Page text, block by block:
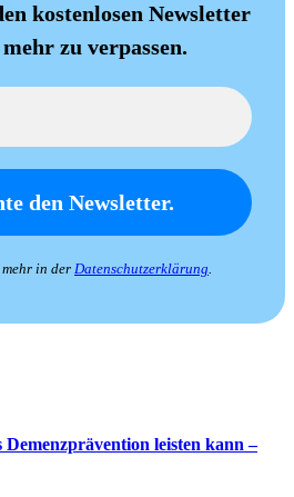
kostenlosen Newsletter
zu verpassen.
in der Datenschutzerklärung.
leisten kann –